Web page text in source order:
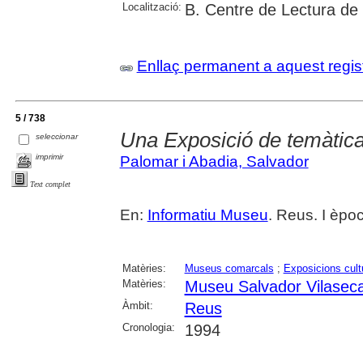
Localització: B. Centre de Lectura
Enllaç permanent a aquest
5 / 738
seleccionar
imprimir
Text complet
Una Exposició de
Palomar i Abadia, Salvador
En: Informatiu Museu. Reus. I
Matèries: Museus comarcals ; Exposicions
Matèries:
Museu Salvador
Àmbit: Reus
Cronologia: 1994